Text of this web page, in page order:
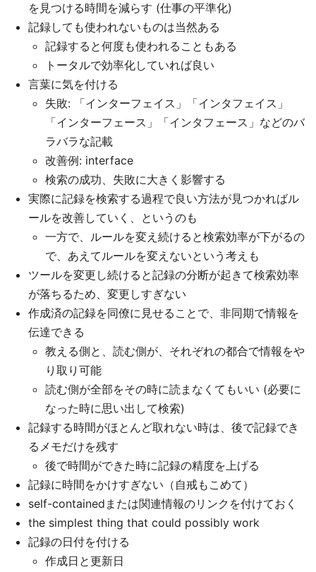
を見つける時間を減らす (仕事の平準化)
記録しても使われないものは当然ある
記録すると何度も使われることもある
トータルで効率化していれば良い
言葉に気を付ける
失敗: 「インターフェイス」「インタフェイス」
「インターフェース」「インタフェース」などのバ
ラバラな記載
改善例: interface
検索の成功、失敗に大きく影響する
実際に記録を検索する過程で良い方法が見つかればル
ールを改善していく、というのも
一方で、ルールを変え続けると検索効率が下がるの
で、あえてルールを変えないという考えも
ツールを変更し続けると記録の分断が起きて検索効率
が落ちるため、変更しすぎない
作成済の記録を同僚に見せることで、非同期で情報を
伝達できる
教える側と、読む側が、それぞれの都合で情報をや
り取り可能
読む側が全部をその時に読まなくてもいい (必要に
なった時に思い出して検索)
記録する時間がほとんど取れない時は、後で記録でき
るメモだけを残す
後で時間ができた時に記録の精度を上げる
記録に時間をかけすぎない（自戒もこめて）
self-containedまたは関連情報のリンクを付けておく
the simplest thing that could possibly work
記録の日付を付ける
作成日と更新日